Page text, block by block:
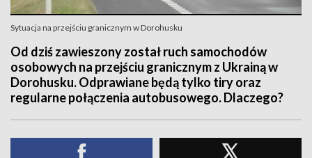
Sytuacja na przejściu granicznym w Dorohusku
Od dziś zawieszony został ruch samochodów
osobowych na przejściu granicznym z Ukrainą w
Dorohusku. Odprawiane będą tylko tiry oraz
regularne połączenia autobusowego. Dlaczego?